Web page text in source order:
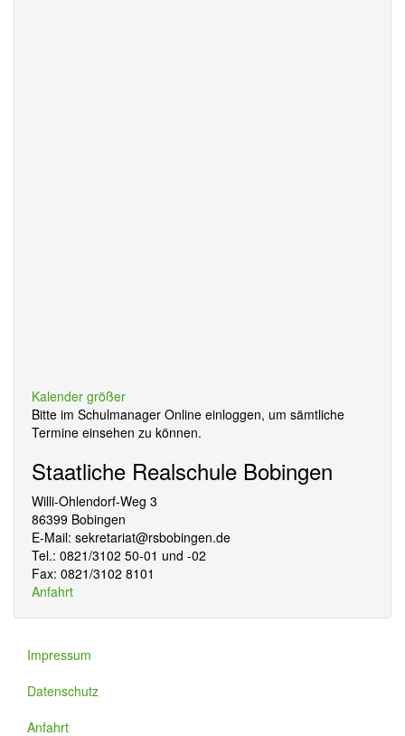
Kalender größer
Bitte im Schulmanager Online einloggen, um sämtliche
Termine einsehen zu können.
Staatliche Realschule Bobingen
Willi-Ohlendorf-Weg 3
86399 Bobingen
E-Mail: sekretariat@rsbobingen.de
Tel.: 0821/3102 50-01 und -02
Fax: 0821/3102 8101
Anfahrt
Impressum
Datenschutz
Anfahrt